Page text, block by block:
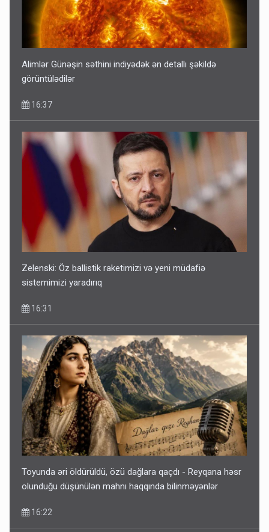
Alimlər Günəşin səthini indiyədək ən detallı şəkildə
görüntülədilər
16:37
Zelenski: Öz ballistik raketimizi və yeni müdafiə
sistemimizi yaradırıq
16:31
Toyunda əri öldürüldü, özü dağlara qaçdı - Reyqana həsr
olunduğu düşünülən mahnı haqqında bilinməyənlər
16:22